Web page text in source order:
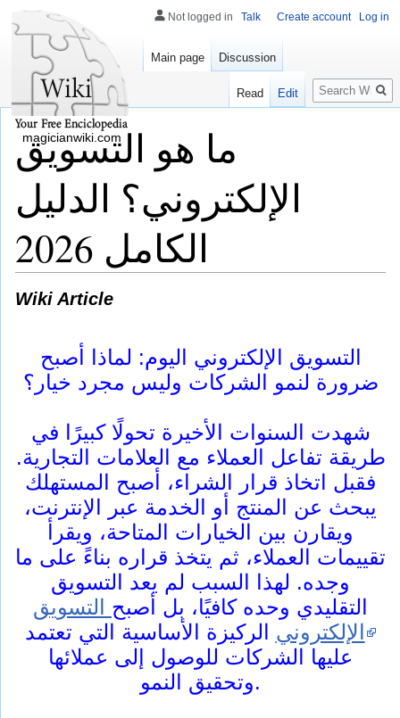
ما هو التسويق
الإلكتروني؟ الدليل
الكامل 2026
Wiki Article
التسويق الإلكتروني اليوم: لماذا أصبح
ضرورة لنمو الشركات وليس مجرد خيار؟
شهدت السنوات الأخيرة تحولًا كبيرًا في
طريقة تفاعل العملاء مع العلامات التجارية.
فقبل اتخاذ قرار الشراء، أصبح المستهلك
يبحث عن المنتج أو الخدمة عبر الإنترنت،
ويقارن بين الخيارات المتاحة، ويقرأ
تقييمات العملاء، ثم يتخذ قراره بناءً على ما
وجده. لهذا السبب لم يعد التسويق
التقليدي وحده كافيًا، بل أصبح التسويق
الإلكتروني الركيزة الأساسية التي تعتمد
عليها الشركات للوصول إلى عملائها
وتحقيق النمو.
Not logged in Talk Create account Log in
Main page Discussion
Read Edit
Search
magicianwiki.com